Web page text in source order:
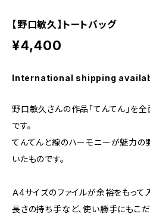
【野口敏久】トートバッグ
¥4,400
International shipping
野口敏久さんの作品「てんてん」を
です。
てんてんと線のハーモニーが魅力の
いたものです。
Ａ4サイズのファイルが余裕をもって
長さの持ち手など、使い勝手にもこ